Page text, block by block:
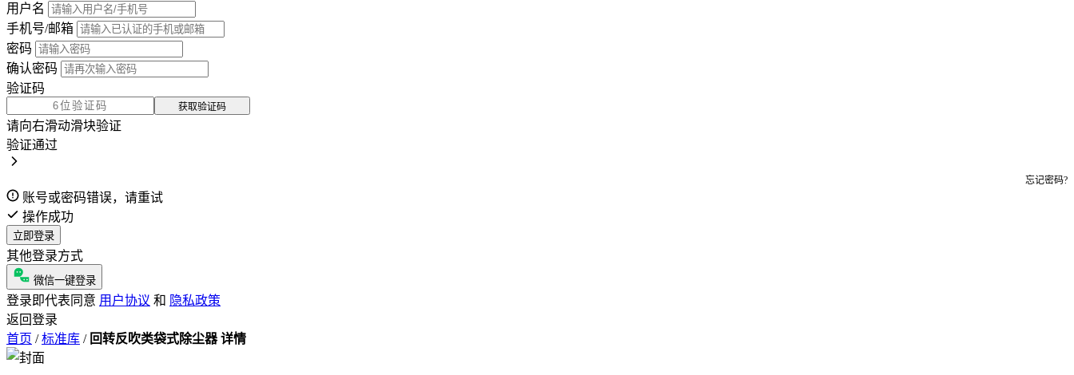
用户名
手机号/邮箱
密码
确认密码
验证码
获取验证码
请向右滑动滑块验证
验证通过
忘记密码?
账号或密码错误，请重试
操作成功
立即登录
其他登录方式
微信一键登录
登录即代表同意 用户协议 和 隐私政策
返回登录
首页 / 标准库 / 回转反吹类袋式除尘器 详情